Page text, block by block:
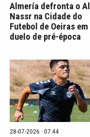
Almería defronta o Al
Nassr na Cidade do
Futebol de Oeiras em
duelo de pré-época
28-07-2026 · 07:44